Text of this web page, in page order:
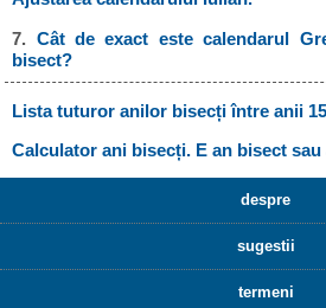
7. Cât de exact este calendarul
bisect?
Lista tuturor anilor bisecți între anii
Calculator ani bisecți. E an bisect
despre
sugestii
termeni